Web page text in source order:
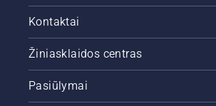
Kontaktai
Žiniasklaidos centras
Pasiūlymai